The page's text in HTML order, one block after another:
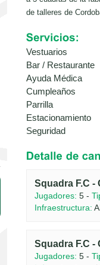
de talleres de
Vestuarios
Bar / Restaurante
Ayuda Médica
Cumpleaños
Parrilla
Estacionamiento
Seguridad
Squadra F.C -
Jugadores: 5 -
Infraestructura:
Squadra F.C -
Jugadores: 5 -